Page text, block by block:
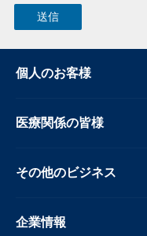
個人のお客様
医療関係の皆様
その他のビジネス
企業情報